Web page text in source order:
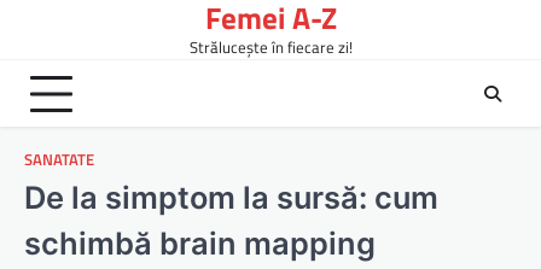
content
Femei A-Z
Strălucește în fiecare zi!
SANATATE
De la simptom la sursă: cum
schimbă brain mapping